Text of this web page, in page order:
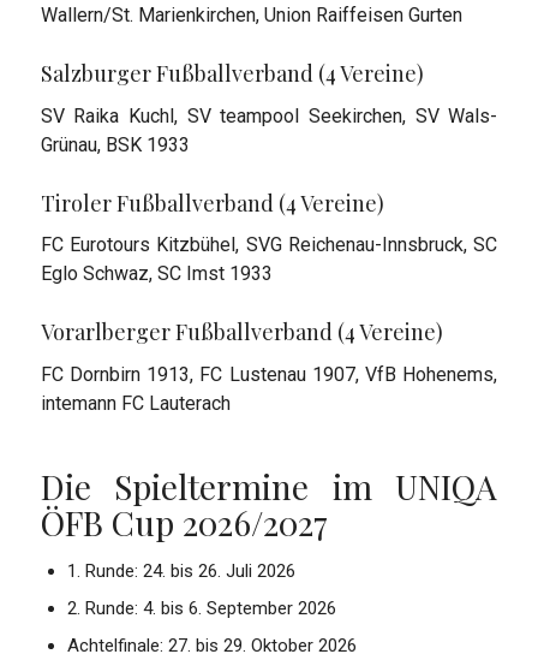
Wallern/St. Marienkirchen, Union Raiffeisen Gurten
Salzburger Fußballverband (4 Vereine)
SV Raika Kuchl, SV teampool Seekirchen, SV Wals-
Grünau, BSK 1933
Tiroler Fußballverband (4 Vereine)
FC Eurotours Kitzbühel, SVG Reichenau-Innsbruck, SC
Eglo Schwaz, SC Imst 1933
Vorarlberger Fußballverband (4 Vereine)
FC Dornbirn 1913, FC Lustenau 1907, VfB Hohenems,
intemann FC Lauterach
Die Spieltermine im UNIQA
ÖFB Cup 2026/2027
1. Runde: 24. bis 26. Juli 2026
2. Runde: 4. bis 6. September 2026
Achtelfinale: 27. bis 29. Oktober 2026